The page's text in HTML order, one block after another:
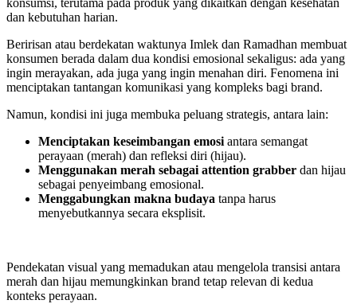
konsumsi, terutama pada produk yang dikaitkan dengan kesehatan
dan kebutuhan harian.
Beririsan atau berdekatan waktunya Imlek dan Ramadhan membuat
konsumen berada dalam dua kondisi emosional sekaligus: ada yang
ingin merayakan, ada juga yang ingin menahan diri. Fenomena ini
menciptakan tantangan komunikasi yang kompleks bagi brand.
Namun, kondisi ini juga membuka peluang strategis, antara lain:
Menciptakan keseimbangan emosi antara semangat
perayaan (merah) dan refleksi diri (hijau).
Menggunakan merah sebagai attention grabber dan hijau
sebagai penyeimbang emosional.
Menggabungkan makna budaya tanpa harus
menyebutkannya secara eksplisit.
Pendekatan visual yang memadukan atau mengelola transisi antara
merah dan hijau memungkinkan brand tetap relevan di kedua
konteks perayaan.